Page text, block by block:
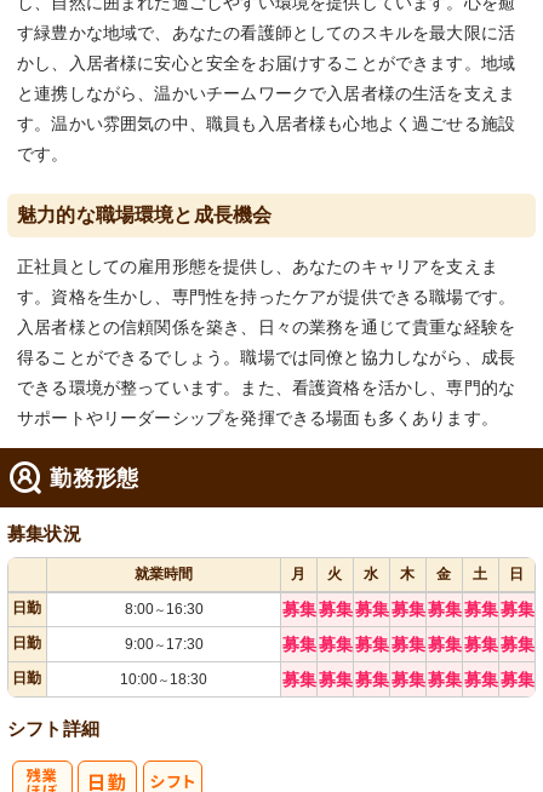
す緑豊かな地域で、あなたの看護師としてのスキルを最大限に活
かし、入居者様に安心と安全をお届けすることができます。地域
と連携しながら、温かいチームワークで入居者様の生活を支えま
す。温かい雰囲気の中、職員も入居者様も心地よく過ごせる施設
です。
魅力的な職場環境と成長機会
正社員としての雇用形態を提供し、あなたのキャリアを支えま
す。資格を生かし、専門性を持ったケアが提供できる職場です。
入居者様との信頼関係を築き、日々の業務を通じて貴重な経験を
得ることができるでしょう。職場では同僚と協力しながら、成長
できる環境が整っています。また、看護資格を活かし、専門的な
サポートやリーダーシップを発揮できる場面も多くあります。
勤務形態
募集状況
就業時間 月 火 水 木 金 土
日
日勤
8:00～ 16:30 募集募集募集募集募集募集募集
日勤 9:00～ 17:30 募集募集募集募集募集募集募集
日勤 10:00～ 18:30 募集募集募集募集募集募集募集
シフト詳細